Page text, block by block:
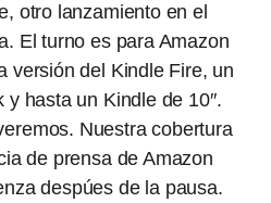
otro lanzamiento en el
El turno es para Amazon
versión del Kindle Fire, un
hasta un Kindle de 10″.
Nuestra cobertura
de prensa de Amazon
despúes de la pausa.